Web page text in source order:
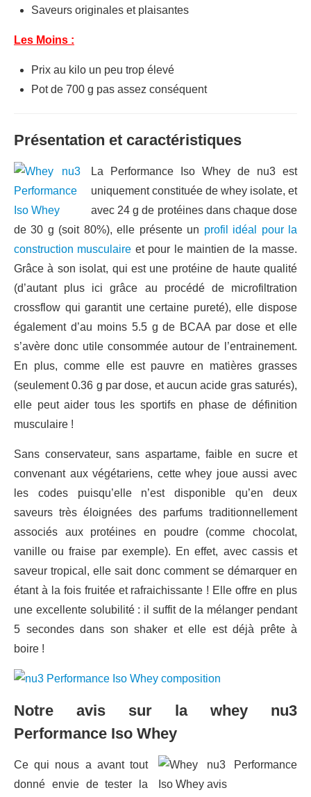
Saveurs originales et plaisantes
Les Moins :
Prix au kilo un peu trop élevé
Pot de 700 g pas assez conséquent
Présentation et caractéristiques
La Performance Iso Whey de nu3 est
uniquement constituée de whey isolate, et
avec 24 g de protéines dans chaque dose
de 30 g (soit 80%), elle présente un profil idéal pour la
construction musculaire et pour le maintien de la masse.
Grâce à son isolat, qui est une protéine de haute qualité
(d’autant plus ici grâce au procédé de microfiltration
crossflow qui garantit une certaine pureté), elle dispose
également d’au moins 5.5 g de BCAA par dose et elle
s’avère donc utile consommée autour de l’entrainement.
En plus, comme elle est pauvre en matières grasses
(seulement 0.36 g par dose, et aucun acide gras saturés),
elle peut aider tous les sportifs en phase de définition
musculaire !
Sans conservateur, sans aspartame, faible en sucre et
convenant aux végétariens, cette whey joue aussi avec
les codes puisqu’elle n’est disponible qu’en deux
saveurs très éloignées des parfums traditionnellement
associés aux protéines en poudre (comme chocolat,
vanille ou fraise par exemple). En effet, avec cassis et
saveur tropical, elle sait donc comment se démarquer en
étant à la fois fruitée et rafraichissante ! Elle offre en plus
une excellente solubilité : il suffit de la mélanger pendant
5 secondes dans son shaker et elle est déjà prête à
boire !
Notre avis sur la whey nu3
Performance Iso Whey
Ce qui nous a avant tout
donné envie de tester la